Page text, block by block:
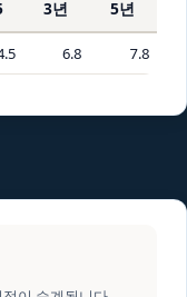
3년 5년
6.8 7.8